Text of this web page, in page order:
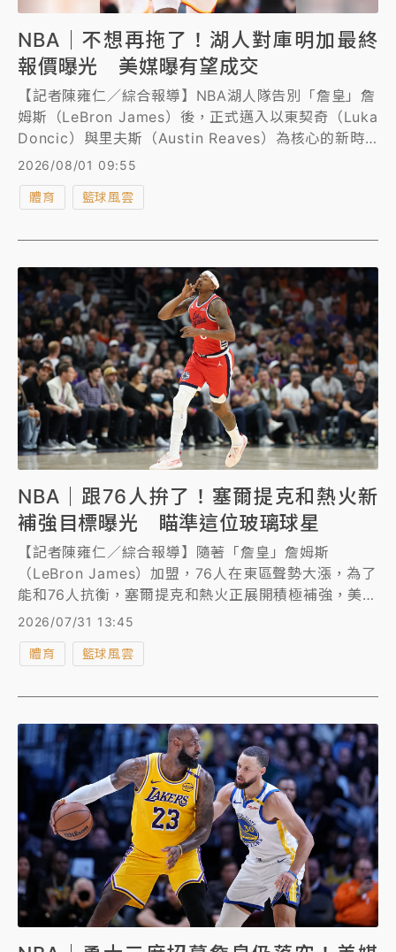
NBA｜不想再拖了！湖人對庫明加最終
報價曝光 美媒曝有望成交
【記者陳雍仁／綜合報導】NBA湖人隊告別「詹皇」詹
姆斯（LeBron James）後，正式邁入以東契奇（Luka
Doncic）與里夫斯（Austin Reaves）為核心的新時
代，為了補強側翼戰力，庫明加（Jonathan
周旋，湖人對庫明加提出「先簽後換」最終報價，美媒
潛力好手。
2026/08/01 09:55
體育 籃球風雲
NBA｜跟76人拚了！塞爾提克和熱火新
補強目標曝光 瞄準這位玻璃球星
【記者陳雍仁／綜合報導】隨著「詹皇」詹姆斯
（LeBron James）加盟，76人在東區聲勢大漲，為了
能和76人抗衡，塞爾提克和熱火正展開積極補強，美媒
傳出兩隊現在都有意以底薪網羅「玻璃球星」畢爾
（Bradley Beal）。
2026/07/31 13:45
體育 籃球風雲